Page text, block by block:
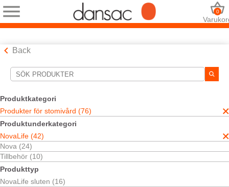
0
Back
Produktkategori
Produkter för stomivård (76)
Produktunderkategori
NovaLife (42)
Nova (24)
Tillbehör (10)
Produkttyp
NovaLife sluten (16)
Sökverktyg
Dina val:
Produkter för stomivård
NovaLife
NovaLife Urostomi
TRE™ Teknologi
Ditt val matchade2resultat
Sortera efter: